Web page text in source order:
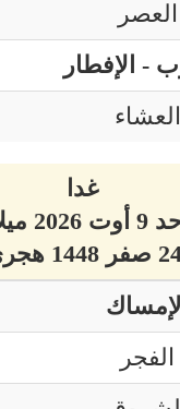
العصر
- الإفطار
العشاء
غدا
2026 ميلادي
1448 هجري
الإمساك
الفجر